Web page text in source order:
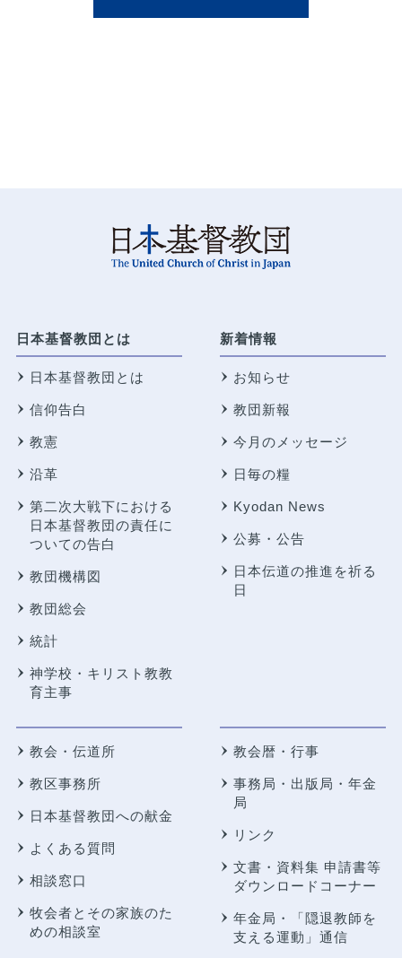
日本基督教団とは
日本基督教団とは
信仰告白
教憲
沿革
第二次大戦下における
日本基督教団の責任に
ついての告白
教団機構図
教団総会
統計
神学校・キリスト教教
育主事
新着情報
お知らせ
教団新報
今月のメッセージ
日毎の糧
Kyodan News
公募・公告
日本伝道の推進を祈る
日
教会・伝道所
教区事務所
日本基督教団への献金
よくある質問
相談窓口
牧会者とその家族のた
めの相談室
教会暦・行事
事務局・出版局・年金
局
リンク
文書・資料集 申請書等
ダウンロードコーナー
年金局・
「隠退教師を
支える運動」通信